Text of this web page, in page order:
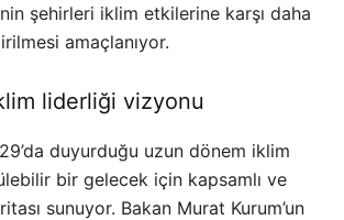
şehirleri iklim etkilerine karşı daha
amaçlanıyor.
liderliği vizyonu
duyurduğu uzun dönem iklim
bir gelecek için kapsamlı ve
sunuyor. Bakan Murat Kurum’un